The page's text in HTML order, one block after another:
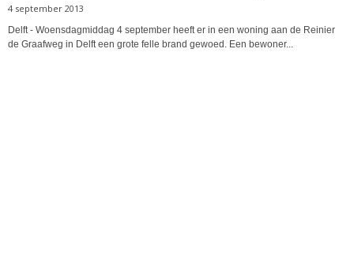
4 september 2013
Delft - Woensdagmiddag 4 september heeft er in een woning aan de Reinier
de Graafweg in Delft een grote felle brand gewoed. Een bewoner...